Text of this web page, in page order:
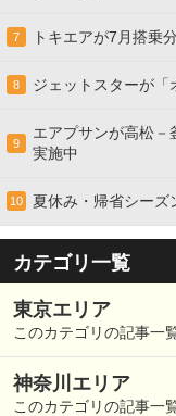
7 トキエアが7月搭乗
8 ジェットスターが「
9
エアプサンが高松
実施中
10 夏休み・帰省シーズ
カテゴリ一覧
東京エリア
このカテゴリの記事一
神奈川エリア
このカテゴリの記事一